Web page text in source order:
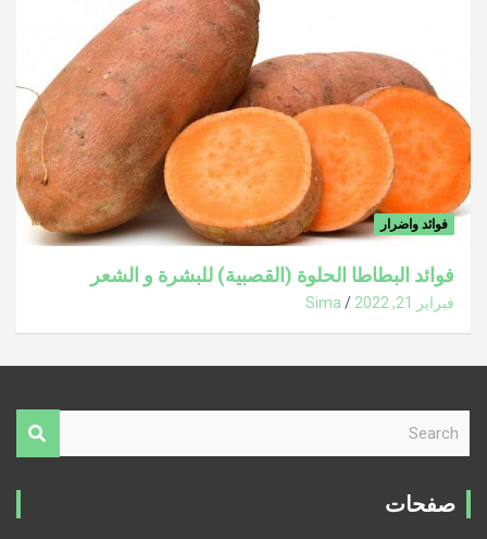
فوائد واضرار
فوائد البطاطا الحلوة (القصبية) للبشرة و الشعر
فبراير 21, 2022 Sima
r
صفحات